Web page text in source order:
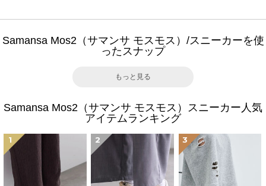
Samansa Mos2（サマンサ モスモス）/スニーカーを使
ったスナップ
もっと見る
Samansa Mos2（サマンサ モスモス）スニーカー人気
アイテムランキング
1 2 3